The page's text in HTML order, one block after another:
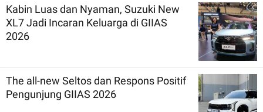
Kabin Luas dan Nyaman, Suzuki New
XL7 Jadi Incaran Keluarga di GIIAS
2026
The all-new Seltos dan Respons Positif
Pengunjung GIIAS 2026